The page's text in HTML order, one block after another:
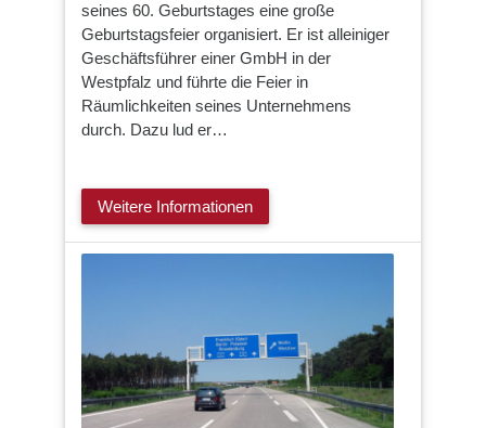
seines 60. Geburtstages eine große
Geburtstagsfeier organisiert. Er ist alleiniger
Geschäftsführer einer GmbH in der
Westpfalz und führte die Feier in
Räumlichkeiten seines Unternehmens
durch. Dazu lud er…
Weitere Informationen